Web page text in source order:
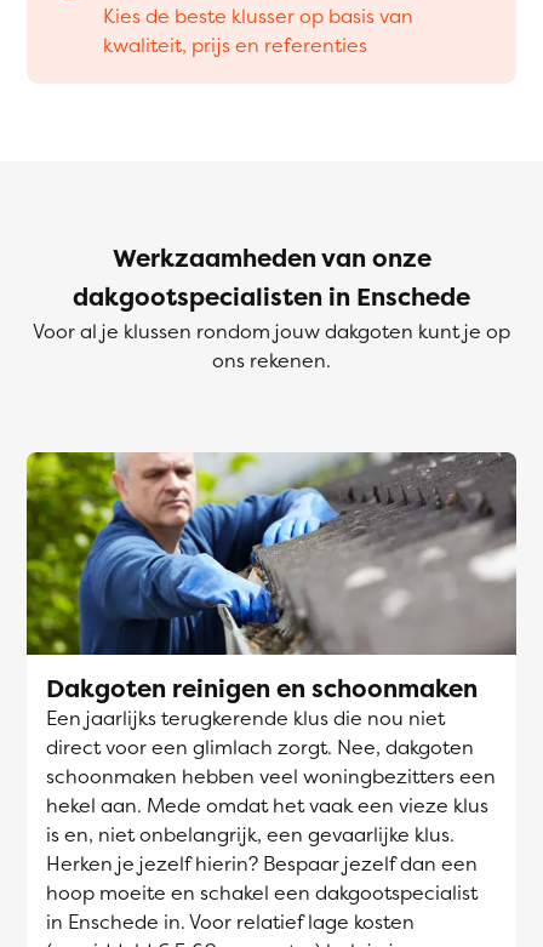
Kies de beste klusser op basis van
kwaliteit, prijs en referenties
Werkzaamheden van onze
dakgootspecialisten in Enschede
Voor al je klussen rondom jouw dakgoten kunt je op
ons rekenen.
Dakgoten reinigen en schoonmaken
Een jaarlijks terugkerende klus die nou niet
direct voor een glimlach zorgt. Nee, dakgoten
schoonmaken hebben veel woningbezitters een
hekel aan. Mede omdat het vaak een vieze klus
is en, niet onbelangrijk, een gevaarlijke klus.
Herken je jezelf hierin? Bespaar jezelf dan een
hoop moeite en schakel een dakgootspecialist
in Enschede in. Voor relatief lage kosten